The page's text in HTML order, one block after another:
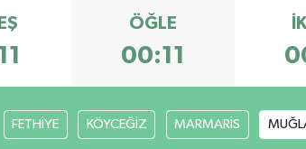
ÖĞLE
00:11
FETHİYE KÖYCEĞİZ MARMARİS